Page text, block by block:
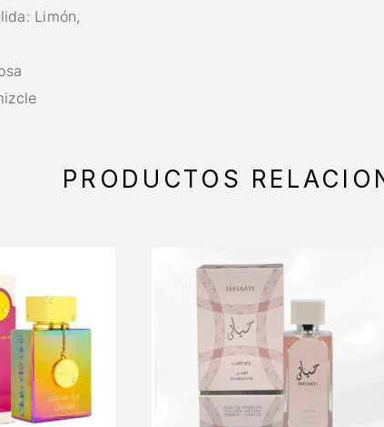
Limón,
PRODUCTOS